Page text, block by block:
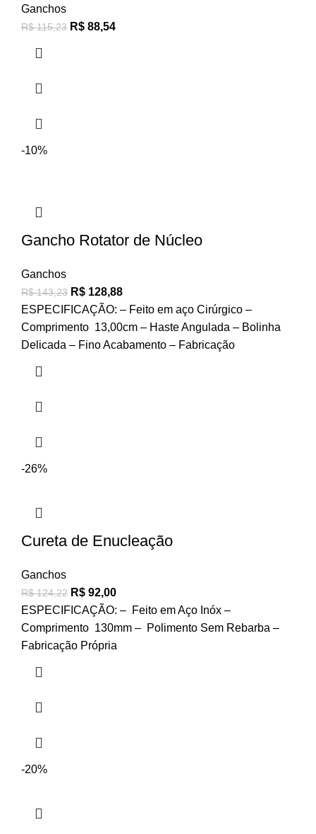
Ganchos
R$115,23 R$ 88,54
-10%
Gancho Rotator de Núcleo
Ganchos
R$143,23 R$ 128,88
ESPECIFICAÇÃO: – Feito em aço Cirúrgico –
Comprimento 13,00cm – Haste Angulada – Bolinha
Delicada – Fino Acabamento – Fabricação
-26%
Cureta de Enucleação
Ganchos
R$124,22 R$ 92,00
ESPECIFICAÇÃO: – Feito em Aço Inóx –
Comprimento 130mm – Polimento Sem Rebarba –
Fabricação Própria
-20%